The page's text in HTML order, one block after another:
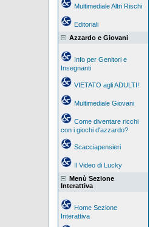
Multimediale Altri Rischi
Editoriali
Azzardo e Giovani
Info per Genitori e
Insegnanti
VIETATO agli ADULTI!
Multimediale Giovani
Come diventare ricchi
con i giochi d'azzardo?
Scacciapensieri
Il Video di Lucky
Menù Sezione
Interattiva
Home Sezione
Interattiva